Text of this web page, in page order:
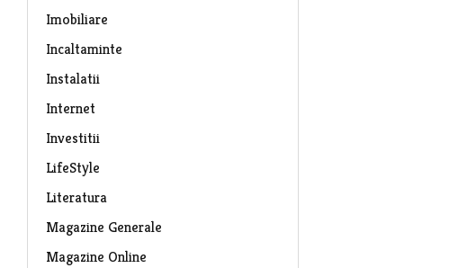
Imobiliare
Incaltaminte
Instalatii
Internet
Investitii
LifeStyle
Literatura
Magazine Generale
Magazine Online